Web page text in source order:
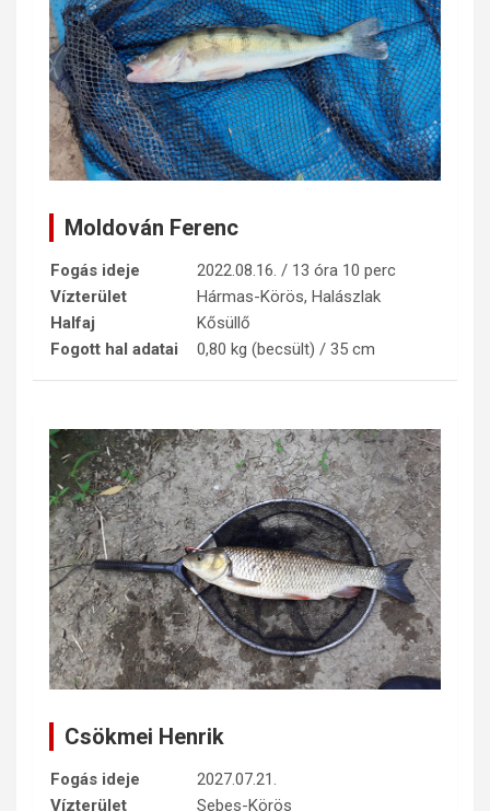
Moldován Ferenc
Fogás ideje
2022.08.16. / 13 óra 10 perc
Vízterület
Hármas-Körös, Halászlak
Halfaj
Kősüllő
Fogott hal adatai
0,80 kg (becsült) / 35 cm
Csökmei Henrik
Fogás ideje
2027.07.21.
Vízterület
Sebes-Körös